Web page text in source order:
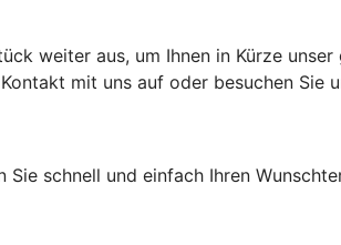
weiter aus, um Ihnen in Kürze
mit uns auf oder besuchen Sie
schnell und einfach Ihren